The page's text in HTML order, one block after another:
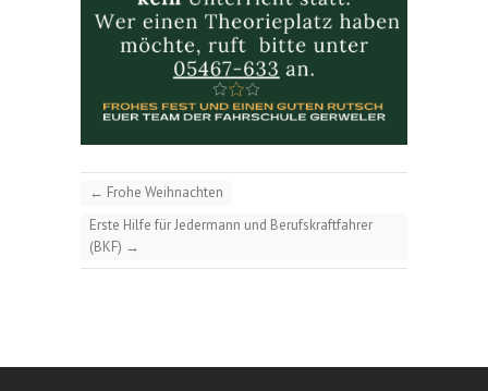
← Frohe Weihnachten
Erste Hilfe für Jedermann und Berufskraftfahrer
(BKF) →